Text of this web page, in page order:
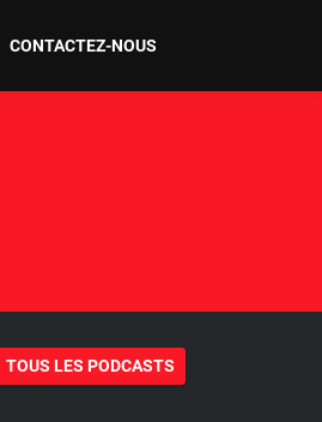
CONTACTEZ-NOUS
TOUS LES PODCASTS